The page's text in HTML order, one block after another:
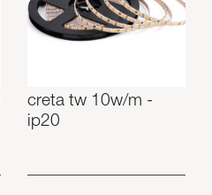
creta tw 10w/m -
ip20